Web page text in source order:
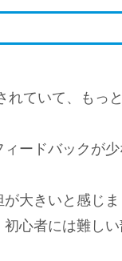
ていて、もっ
ードバックが
大きいと感じま
心者には難しい